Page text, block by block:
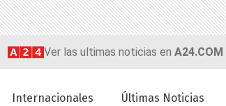
Ver las ultimas noticias en A24.COM
Internacionales Últimas Noticias